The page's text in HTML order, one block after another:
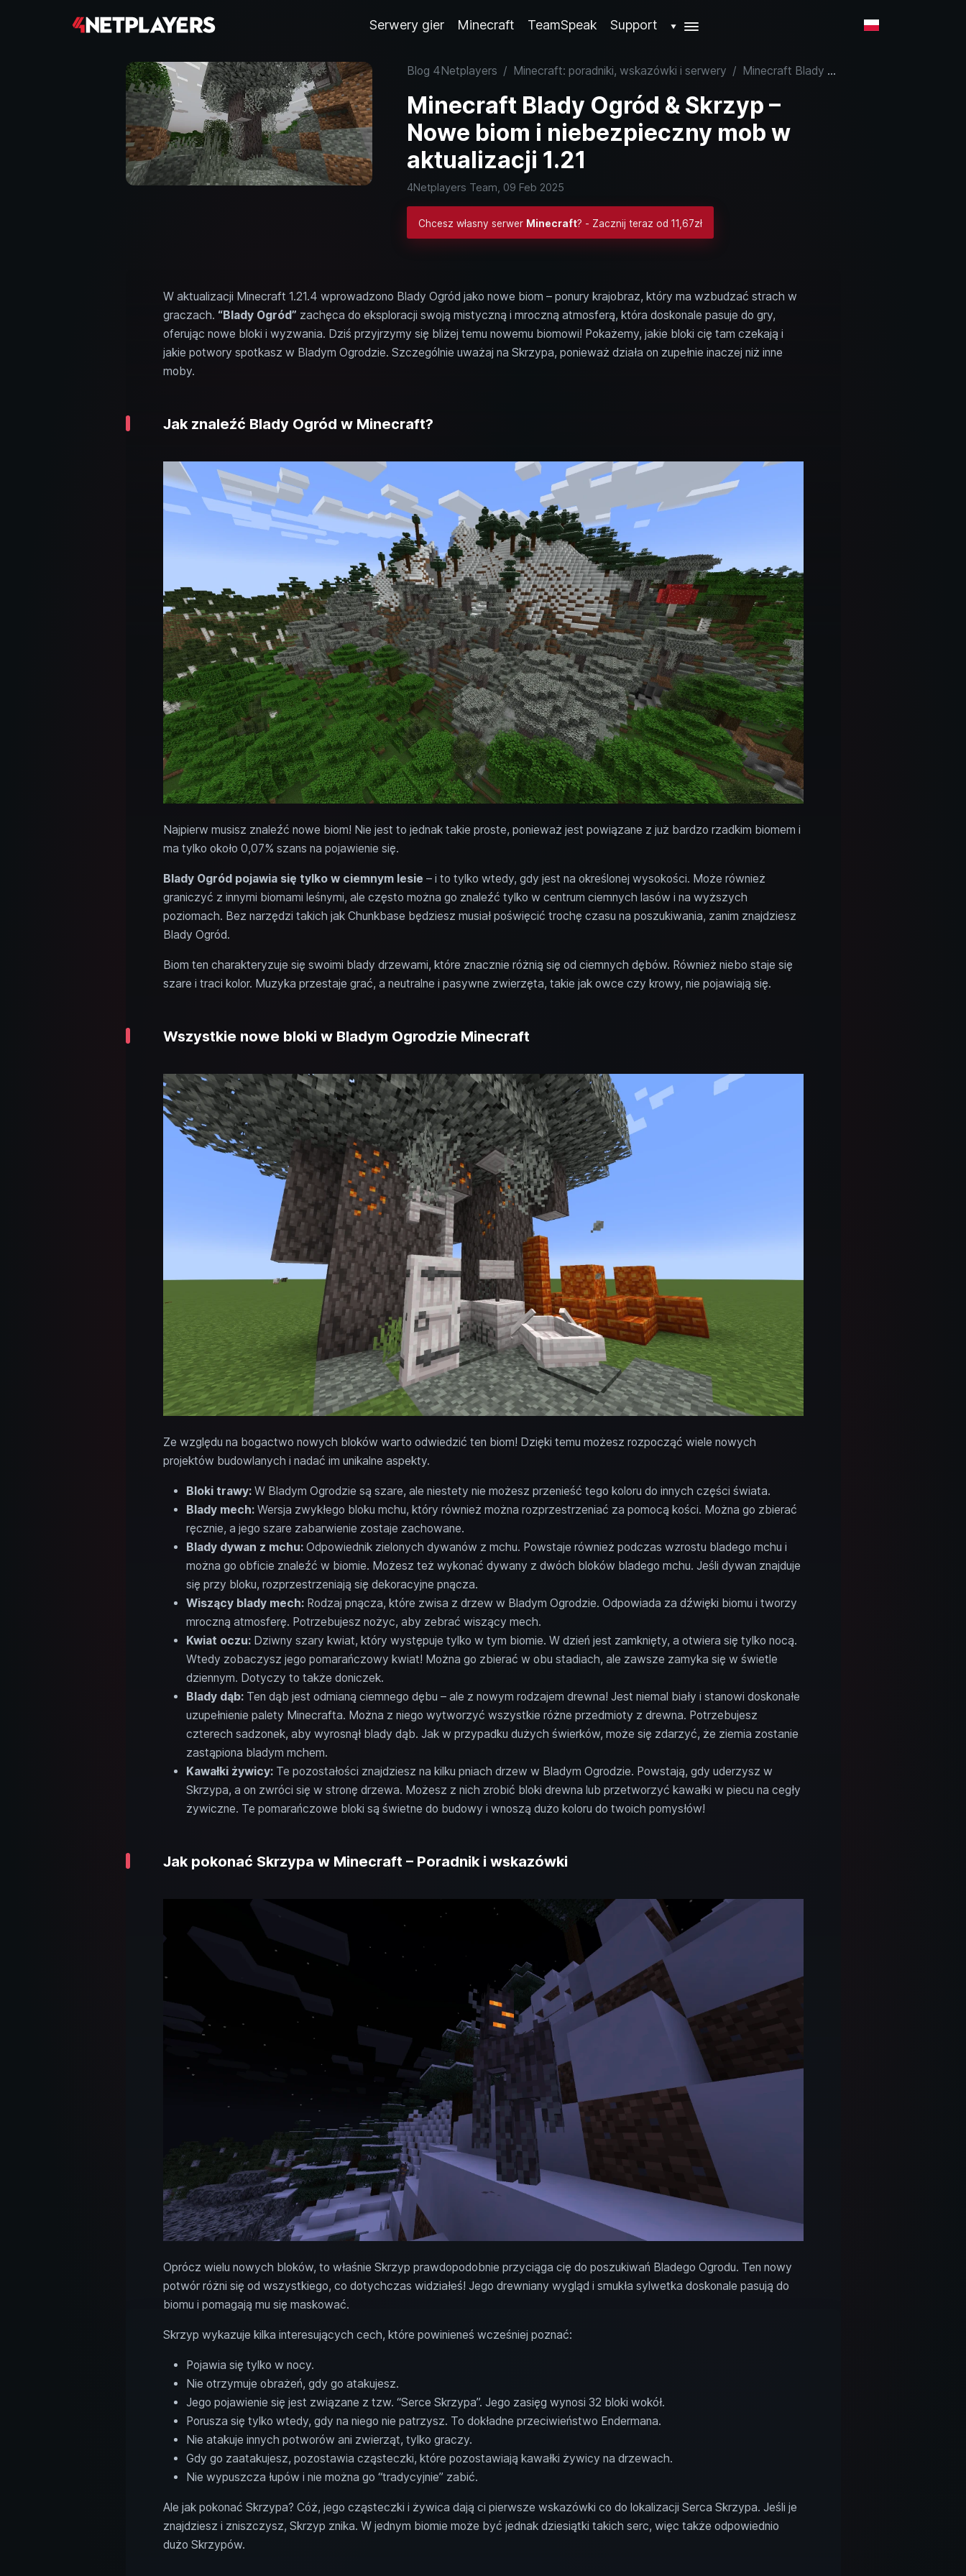
Serwery gier Minecraft TeamSpeak Support ▼
Blog 4Netplayers / Minecraft: poradniki, wskazówki i serwery / Minecraft Blady Ogród & Skrzyp – Nowe biom i niebezpieczny mob w aktualizacji 1.21
Minecraft Blady Ogród & Skrzyp –
Nowe biom i niebezpieczny mob w
aktualizacji 1.21
4Netplayers Team, 09 Feb 2025
Chcesz własny serwer Minecraft? - Zacznij teraz od 11,67zł
W aktualizacji Minecraft 1.21.4 wprowadzono Blady Ogród jako nowe biom – ponury krajobraz, który ma wzbudzać strach w
graczach. “Blady Ogród” zachęca do eksploracji swoją mistyczną i mroczną atmosferą, która doskonale pasuje do gry,
oferując nowe bloki i wyzwania. Dziś przyjrzymy się bliżej temu nowemu biomowi! Pokażemy, jakie bloki cię tam czekają i
jakie potwory spotkasz w Bladym Ogrodzie. Szczególnie uważaj na Skrzypa, ponieważ działa on zupełnie inaczej niż inne
moby.
Jak znaleźć Blady Ogród w Minecraft?
Najpierw musisz znaleźć nowe biom! Nie jest to jednak takie proste, ponieważ jest powiązane z już bardzo rzadkim biomem i
ma tylko około 0,07% szans na pojawienie się.
Blady Ogród pojawia się tylko w ciemnym lesie – i to tylko wtedy, gdy jest na określonej wysokości. Może również
graniczyć z innymi biomami leśnymi, ale często można go znaleźć tylko w centrum ciemnych lasów i na wyższych
poziomach. Bez narzędzi takich jak Chunkbase będziesz musiał poświęcić trochę czasu na poszukiwania, zanim znajdziesz
Blady Ogród.
Biom ten charakteryzuje się swoimi blady drzewami, które znacznie różnią się od ciemnych dębów. Również niebo staje się
szare i traci kolor. Muzyka przestaje grać, a neutralne i pasywne zwierzęta, takie jak owce czy krowy, nie pojawiają się.
Wszystkie nowe bloki w Bladym Ogrodzie Minecraft
Ze względu na bogactwo nowych bloków warto odwiedzić ten biom! Dzięki temu możesz rozpocząć wiele nowych
projektów budowlanych i nadać im unikalne aspekty.
Bloki trawy:W Bladym Ogrodzie są szare, ale niestety nie możesz przenieść tego koloru do innych części świata.
Blady mech:Wersja zwykłego bloku mchu, który również można rozprzestrzeniać za pomocą kości. Można go zbierać
ręcznie, a jego szare zabarwienie zostaje zachowane.
Blady dywan z mchu:Odpowiednik zielonych dywanów z mchu. Powstaje również podczas wzrostu bladego mchu i
można go obficie znaleźć w biomie. Możesz też wykonać dywany z dwóch bloków bladego mchu. Jeśli dywan znajduje
się przy bloku, rozprzestrzeniają się dekoracyjne pnącza.
Wiszący blady mech:Rodzaj pnącza, które zwisa z drzew w Bladym Ogrodzie. Odpowiada za dźwięki biomu i tworzy
mroczną atmosferę. Potrzebujesz nożyc, aby zebrać wiszący mech.
Kwiat oczu:Dziwny szary kwiat, który występuje tylko w tym biomie. W dzień jest zamknięty, a otwiera się tylko nocą.
Wtedy zobaczysz jego pomarańczowy kwiat! Można go zbierać w obu stadiach, ale zawsze zamyka się w świetle
dziennym. Dotyczy to także doniczek.
Blady dąb:Ten dąb jest odmianą ciemnego dębu – ale z nowym rodzajem drewna! Jest niemal biały i stanowi doskonałe
uzupełnienie palety Minecrafta. Można z niego wytworzyć wszystkie różne przedmioty z drewna. Potrzebujesz
czterech sadzonek, aby wyrosnął blady dąb. Jak w przypadku dużych świerków, może się zdarzyć, że ziemia zostanie
zastąpiona bladym mchem.
Kawałki żywicy:Te pozostałości znajdziesz na kilku pniach drzew w Bladym Ogrodzie. Powstają, gdy uderzysz w
Skrzypa, a on zwróci się w stronę drzewa. Możesz z nich zrobić bloki drewna lub przetworzyć kawałki w piecu na cegły
żywiczne. Te pomarańczowe bloki są świetne do budowy i wnoszą dużo koloru do twoich pomysłów!
Jak pokonać Skrzypa w Minecraft – Poradnik i wskazówki
Oprócz wielu nowych bloków, to właśnie Skrzyp prawdopodobnie przyciąga cię do poszukiwań Bladego Ogrodu. Ten nowy
potwór różni się od wszystkiego, co dotychczas widziałeś! Jego drewniany wygląd i smukła sylwetka doskonale pasują do
biomu i pomagają mu się maskować.
Skrzyp wykazuje kilka interesujących cech, które powinieneś wcześniej poznać:
Pojawia się tylko w nocy.
Nie otrzymuje obrażeń, gdy go atakujesz.
Jego pojawienie się jest związane z tzw. “Serce Skrzypa”. Jego zasięg wynosi 32 bloki wokół.
Porusza się tylko wtedy, gdy na niego nie patrzysz. To dokładne przeciwieństwo Endermana.
Nie atakuje innych potworów ani zwierząt, tylko graczy.
Gdy go zaatakujesz, pozostawia cząsteczki, które pozostawiają kawałki żywicy na drzewach.
Nie wypuszcza łupów i nie można go “tradycyjnie” zabić.
Ale jak pokonać Skrzypa? Cóż, jego cząsteczki i żywica dają ci pierwsze wskazówki co do lokalizacji Serca Skrzypa. Jeśli je
znajdziesz i zniszczysz, Skrzyp znika. W jednym biomie może być jednak dziesiątki takich serc, więc także odpowiednio
dużo Skrzypów.